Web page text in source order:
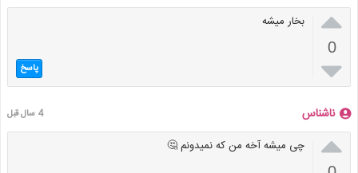

0

بخار میشه
پاسخ
ناشناس 4 سال قبل
 چی میشه آخه من که نمیدونم 🤔